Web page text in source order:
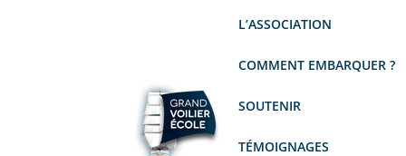
L’ASSOCIATION
COMMENT EMBARQUER ?
SOUTENIR
TÉMOIGNAGES